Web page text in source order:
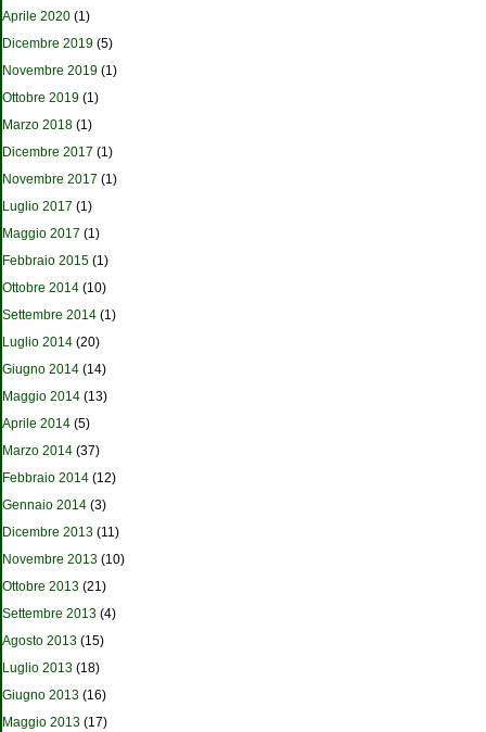
Aprile 2020 (1)
Dicembre 2019 (5)
Novembre 2019 (1)
Ottobre 2019 (1)
Marzo 2018 (1)
Dicembre 2017 (1)
Novembre 2017 (1)
Luglio 2017 (1)
Maggio 2017 (1)
Febbraio 2015 (1)
Ottobre 2014 (10)
Settembre 2014 (1)
Luglio 2014 (20)
Giugno 2014 (14)
Maggio 2014 (13)
Aprile 2014 (5)
Marzo 2014 (37)
Febbraio 2014 (12)
Gennaio 2014 (3)
Dicembre 2013 (11)
Novembre 2013 (10)
Ottobre 2013 (21)
Settembre 2013 (4)
Agosto 2013 (15)
Luglio 2013 (18)
Giugno 2013 (16)
Maggio 2013 (17)